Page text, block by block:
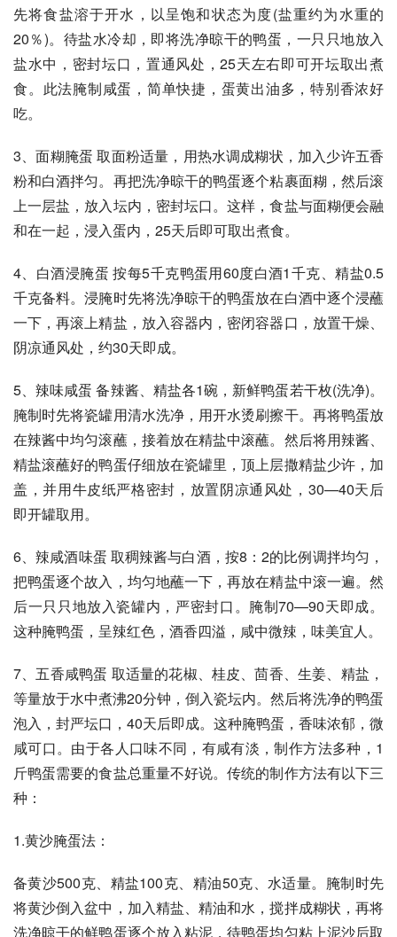
先将食盐溶于开水，以呈饱和状态为度(盐重约为水重的
20％)。待盐水冷却，即将洗净晾干的鸭蛋，一只只地放入
盐水中，密封坛口，置通风处，25天左右即可开坛取出煮
食。此法腌制咸蛋，简单快捷，蛋黄出油多，特别香浓好
吃。
3、面糊腌蛋 取面粉适量，用热水调成糊状，加入少许五香
粉和白酒拌匀。再把洗净晾干的鸭蛋逐个粘裹面糊，然后滚
上一层盐，放入坛内，密封坛口。这样，食盐与面糊便会融
和在一起，浸入蛋内，25天后即可取出煮食。
4、白酒浸腌蛋 按每5千克鸭蛋用60度白酒1千克、精盐0.5
千克备料。浸腌时先将洗净晾干的鸭蛋放在白酒中逐个浸蘸
一下，再滚上精盐，放入容器内，密闭容器口，放置干燥、
阴凉通风处，约30天即成。
5、辣味咸蛋 备辣酱、精盐各1碗，新鲜鸭蛋若干枚(洗净)。
腌制时先将瓷罐用清水洗净，用开水烫刷擦干。再将鸭蛋放
在辣酱中均匀滚蘸，接着放在精盐中滚蘸。然后将用辣酱、
精盐滚蘸好的鸭蛋仔细放在瓷罐里，顶上层撒精盐少许，加
盖，并用牛皮纸严格密封，放置阴凉通风处，30—40天后
即开罐取用。
6、辣咸酒味蛋 取稠辣酱与白酒，按8：2的比例调拌均匀，
把鸭蛋逐个故入，均匀地蘸一下，再放在精盐中滚一遍。然
后一只只地放入瓷罐内，严密封口。腌制70—90天即成。
7、五香咸鸭蛋 取适量的花椒、桂皮、茴香、生姜、精盐，
等量放于水中煮沸20分钟，倒入瓷坛内。然后将洗净的鸭蛋
泡入，封严坛口，40天后即成。这种腌鸭蛋，香味浓郁，微
咸可口。由于各人口味不同，有咸有淡，制作方法多种，1
斤鸭蛋需要的食盐总重量不好说。传统的制作方法有以下三
种：
1.黄沙腌蛋法：
备黄沙500克、精盐100克、精油50克、水适量。腌制时先
将黄沙倒入盆中，加入精盐、精油和水，搅拌成糊状，再将
洗净晾干的鲜鸭蛋逐个放入粘泥，待鸭蛋均匀粘上泥沙后取